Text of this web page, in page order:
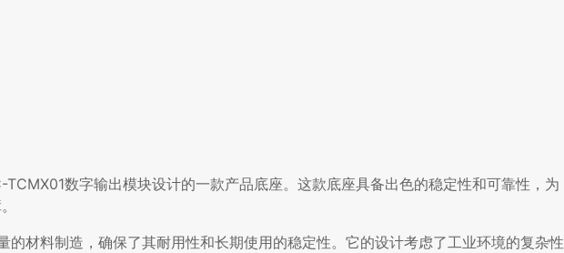
数字输出模块设计的一款产品底座。这款底座具备出色的稳定性和可靠性，为
材料制造，确保了其耐用性和长期使用的稳定性。它的设计考虑了工业环境的复杂性